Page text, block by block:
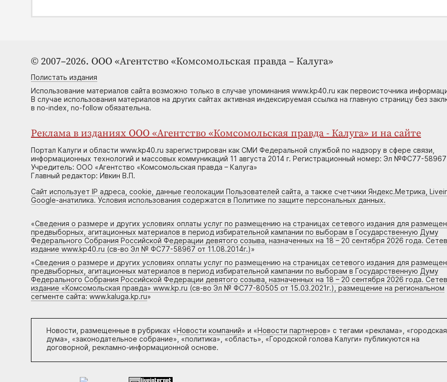
© 2007–2026. ООО «Агентство «Комсомольская правда – Калуга»
Полистать издания
Использование материалов сайта возможно только в случае упоминания www.kp40.ru как первоисточника
В случае использования материалов на других сайтах активная индексируемая ссылка на главную страницу без
в no-index, no-follow обязательна.
Реклама в изданиях ООО «Агентство «Комсомольская правда - Калуга» и на сайте
Портал Калуги и области www.kp40.ru зарегистрирован как СМИ Федеральной службой по надзору в сфере связи,
информационных технологий и массовых коммуникаций 11 августа 2014 г. Регистрационный номер: Эл №ФС77-58967
Учредитель: ООО «Агентство «Комсомольская правда – Калуга»
Главный редактор: Ивкин В.П.
Сайт использует IP адреса, cookie, данные геолокации Пользователей сайта, а также счетчики Яндекс.Метрика,
Google-анатилика. Условия использования содержатся в Политике по защите персональных данных.
«Сведения о размере и других условиях оплаты услуг по размещению на страницах сетевого издания для
предвыборных, агитационных материалов в период избирательной кампании по выборам в Государственную Думу
Федерального Собрания Российской Федерации девятого созыва, назначенных на 18 – 20 сентября 2026 года.
издание www.kp40.ru (св-во Эл № ФС77-58967 от 11.08.2014г.)»
«Сведения о размере и других условиях оплаты услуг по размещению на страницах сетевого издания для
предвыборных, агитационных материалов в период избирательной кампании по выборам в Государственную Думу
Федерального Собрания Российской Федерации девятого созыва, назначенных на 18 – 20 сентября 2026 года.
издание «Комсомольская правда» www.kp.ru (св-во Эл № ФС77-80505 от 15.03.2021г.), размещение на региональном
сегменте сайта: www.kaluga.kp.ru»
Новости, размещенные в рубриках «Новости компаний» и «Новости партнеров» с тегами «реклама», «городская
дума», «законодательное собрание», «политика», «область», «Городской голова Калуги» публикуются на
договорной, рекламно-информационной основе.